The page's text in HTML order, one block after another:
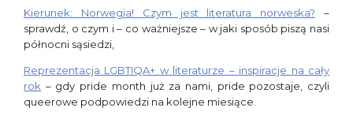
Kierunek: Norwegia! Czym jest literatura norweska? –
sprawdź, o czym i – co ważniejsze – w jaki sposób piszą nasi
północni sąsiedzi,
Reprezentacja LGBTIQA+ w literaturze – inspiracje na cały
rok – gdy pride month już za nami, pride pozostaje, czyli
queerowe podpowiedzi na kolejne miesiące.